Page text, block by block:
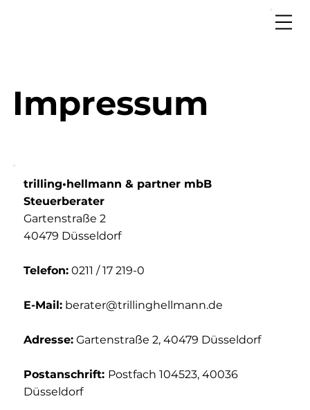
Impressum
trilling•hellmann & partner mbB
Steuerberater
Gartenstraße 2
40479 Düsseldorf
Telefon: 0211 / 17 219-0
E-Mail: berater@trillinghellmann.de
Adresse: Gartenstraße 2, 40479 Düsseldorf
Postanschrift: Postfach 104523, 40036
Düsseldorf